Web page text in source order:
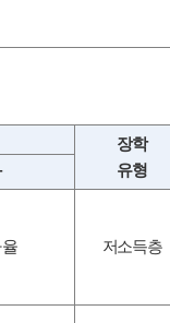
장학
유형
저소득층